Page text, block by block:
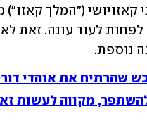
נוספת.
שהרתיח את אוהדי
להשתפר, מקווה לעשות